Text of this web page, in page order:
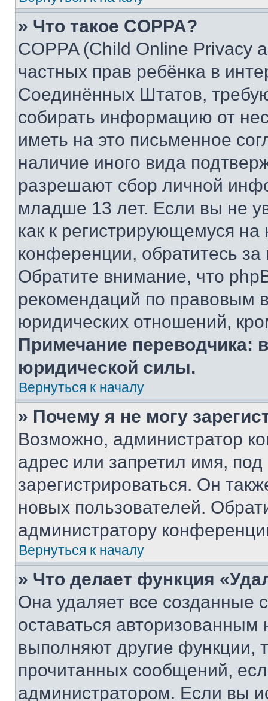
» Что такое COPPA?
COPPA (Child Online Privacy
частных прав ребёнка в
Соединённых Штатов,
собирать информацию от
иметь на это письменное
наличие иного вида
разрешают сбор личной
младше 13 лет. Если вы не
как к регистрирующемуся
конференции, обратитесь
Обратите внимание, что
рекомендаций по правовым
юридических отношений,
Примечание переводчика:
юридической силы.
Вернуться к началу
» Почему я не могу
Возможно, администратор
адрес или запретил имя,
зарегистрироваться. Он
новых пользователей.
администратору
Вернуться к началу
» Что делает функция
Она удаляет все созданные
оставаться
выполняют другие функции,
прочитанных сообщений,
администратором. Если вы